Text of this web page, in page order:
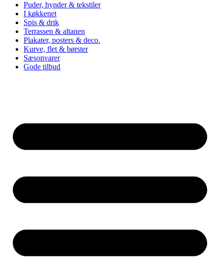
Puder, hynder & tekstiler
I køkkenet
Spis & drik
Terrassen & altanen
Plakater, posters & deco.
Kurve, flet & børster
Sæsonvarer
Gode tilbud